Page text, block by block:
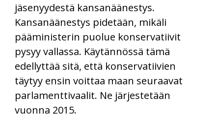
jäsenyydestä kansanäänestys.
Kansanäänestys pidetään, mikäli
pääministerin puolue konservatiivit
pysyy vallassa. Käytännössä tämä
edellyttää sitä, että konservatiivien
täytyy ensin voittaa maan seuraavat
parlamenttivaalit. Ne järjestetään
vuonna 2015.